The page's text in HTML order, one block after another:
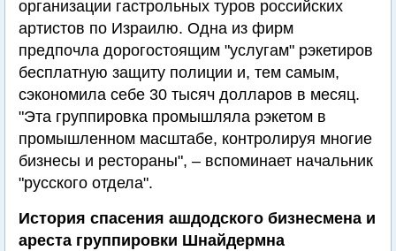
организации гастрольных туров российских
артистов по Израилю. Одна из фирм
предпочла дорогостоящим "услугам" рэкетиров
бесплатную защиту полиции и, тем самым,
сэкономила себе 30 тысяч долларов в месяц.
"Эта группировка промышляла рэкетом в
промышленном масштабе, контролируя многие
бизнесы и рестораны", – вспоминает начальник
"русского отдела".
История спасения ашдодского бизнесмена и
ареста группировки Шнайдермна